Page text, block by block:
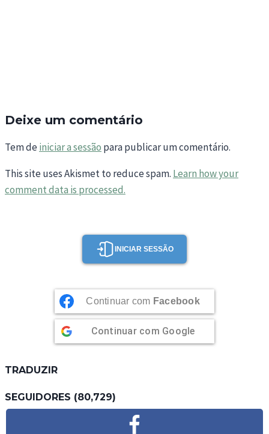
Deixe um comentário
Tem deiniciar a sessão para publicar um comentário.
This site uses Akismet to reduce spam. Learn how your
comment data is processed.
INICIAR SESSÃO
Continuar com Facebook
Continuar com Google
TRADUZIR
SEGUIDORES (80,729)